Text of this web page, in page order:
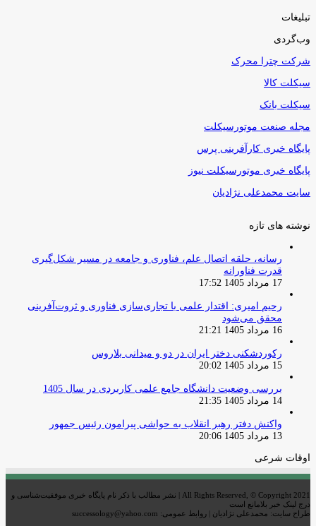
تبلیغات
وب‌گردی
شرکت چترا محرک
سیکلت کالا
سیکلت بانک
مجله صنعت موتورسیکلت
پایگاه خبری کارآفرینی پرس
پایگاه خبری موتورسیکلت نیوز
سایت محمدعلی نژادیان
نوشته های تازه
رسانه، حلقه اتصال علم، فناوری و جامعه در مسیر شکل‌گیری
قدرت فناورانه
17 مرداد 1405 17:52
رحیم امیری: اقتدار علمی با تجاری‌سازی فناوری و ثروت‌آفرینی
محقق می‌شود
16 مرداد 1405 21:21
رکوردشکنی دختر ایران در دو و میدانی بلاروس
15 مرداد 1405 20:02
بررسی وضعیت دانشگاه جامع علمی کاربردی در سال 1405
14 مرداد 1405 21:35
واکنش دفتر رهبر انقلاب به حواشی پیرامون رئیس جمهور
13 مرداد 1405 20:06
اوقات شرعی
All Rights Reserved, © Copyright 2021 | نشر مطالب با ذکر نام پایگاه خبری موفقیت‌شناسی و
درج لینک خبر بلامانع است
طراح سایت: محمدعلی نژادیان | روابط عمومی: successology@yahoo.com